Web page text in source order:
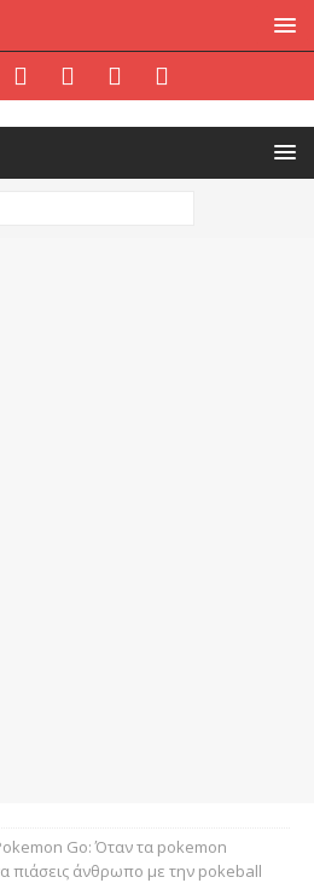
Go: Όταν τα pokemon
πιάσεις άνθρωπο με την pokeball